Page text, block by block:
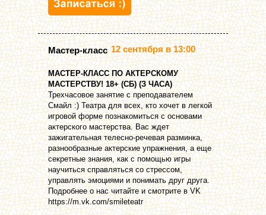
Мастер-класс 12 сентября в 13:00
МАСТЕР-КЛАСС ПО АКТЕРСКОМУ
МАСТЕРСТВУ! 18+ (СБ) (З ЧАСА)
Трехчасовое занятие с преподавателем
Смайл :) Театра для всех, кто хочет в легкой
игровой форме познакомиться с основами
актерского мастерства. Вас ждет
зажигательная телесно-речевая разминка,
разнообразные актерские упражнения, а еще
секретные знания, как с помощью игры
научиться справляться со стрессом,
управлять эмоциями и понимать друг друга.
Подробнее о нас читайте и смотрите в VK
https://m.vk.com/smileteatr